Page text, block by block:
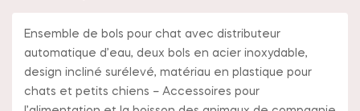
Ensemble de bols pour chat avec distributeur
automatique d’eau, deux bols en acier inoxydable,
design incliné surélevé, matériau en plastique pour
chats et petits chiens – Accessoires pour